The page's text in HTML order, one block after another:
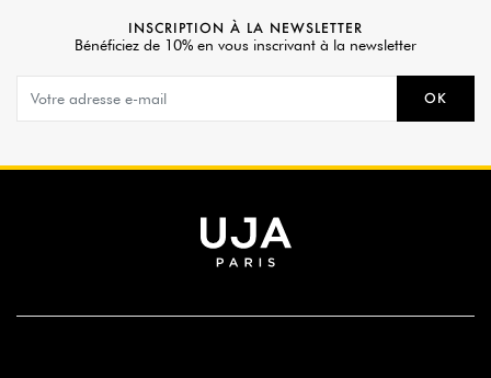
INSCRIPTION À LA NEWSLETTER
Bénéficiez de 10% en vous inscrivant à la newsletter
OK